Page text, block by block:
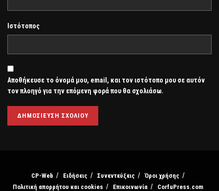
Ιστότοπος
Αποθήκευσε το όνομά μου, email, και τον ιστότοπο μου σε αυτόν
τον πλοηγό για την επόμενη φορά που θα σχολιάσω.
CP-Web Ειδήσεις Συνεντεύξεις
Όροι χρήσης
Πολιτική απορρήτου και cookies
Επικοινωνία CorfuPress.com